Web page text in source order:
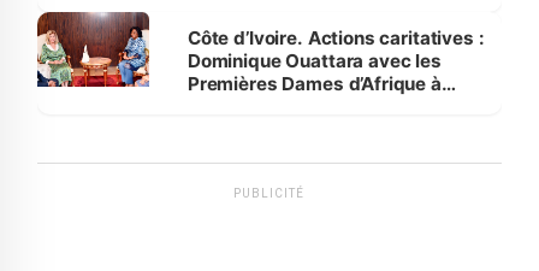
Côte d’Ivoire. Actions caritatives :
Dominique Ouattara avec les
Premières Dames d’Afrique à
PUBLICITÉ